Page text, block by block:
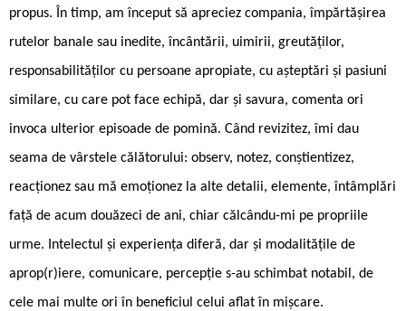
propus. În timp, am început să apreciez compania, împărtășirea
rutelor banale sau inedite, încântării, uimirii, greutăților,
responsabilităților cu persoane apropiate, cu așteptări și pasiuni
similare, cu care pot face echipă, dar și savura, comenta ori
invoca ulterior episoade de pomină. Când revizitez, îmi dau
seama de vârstele călătorului: observ, notez, conștientizez,
reacționez sau mă emoționez la alte detalii, elemente, întâmplări
față de acum douăzeci de ani, chiar călcându-mi pe propriile
urme. Intelectul și experiența diferă, dar și modalitățile de
aprop(r)iere, comunicare, percepție s-au schimbat notabil, de
cele mai multe ori în beneficiul celui aflat în mișcare.